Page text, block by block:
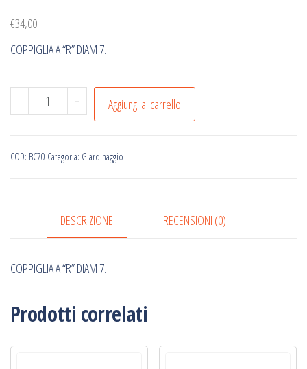
€34,00
COPPIGLIA A “R” DIAM 7.
-
COPPIGLIA
A
DIAM
+ Aggiungi al carrello
COD: BC70 Categoria: Giardinaggio
DESCRIZIONE RECENSIONI (0)
COPPIGLIA A “R” DIAM 7.
Prodotti correlati